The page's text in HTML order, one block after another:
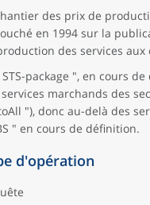
des prix de
en 1994 sur la
des services
STS-package ", en cours
marchands des
"), donc au-delà des
" en cours de définition.
d'opération